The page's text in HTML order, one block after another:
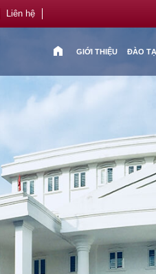
Liên hệ
home GIỚI THIỆU ĐÀO